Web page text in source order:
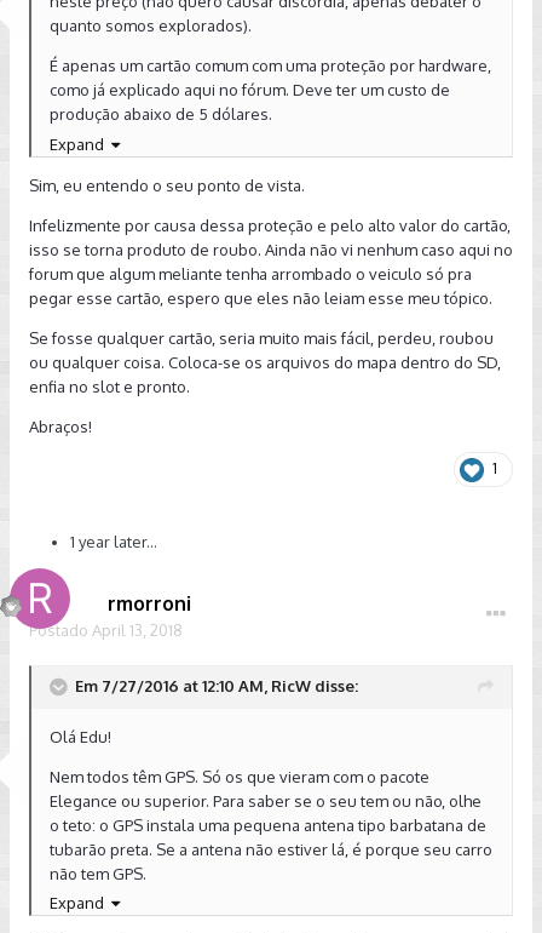
quanto somos explorados).
É apenas um cartão comum com uma proteção por hardware,
como já explicado aqui no fórum. Deve ter um custo de
produção abaixo de 5 dólares.
Alguém se imagina chegando inocentemente numa css, com
a concepção normal de mundo, e ouvir que um cartão SD
Desculpem, fiquei chocado
Expand
Sim, eu entendo o seu ponto de vista.
Infelizmente por causa dessa proteção e pelo alto valor do cartão,
isso se torna produto de roubo. Ainda não vi nenhum caso aqui no
forum que algum meliante tenha arrombado o veiculo só pra
pegar esse cartão, espero que eles não leiam esse meu tópico.
Se fosse qualquer cartão, seria muito mais fácil, perdeu, roubou
ou qualquer coisa. Coloca-se os arquivos do mapa dentro do SD,
enfia no slot e pronto.
Abraços!
1
1 year later...
rmorroni
Postado April 13, 2018
Em 7/27/2016 at 12:10 AM, RicW disse:
Olá Edu!
Nem todos têm GPS. Só os que vieram com o pacote
Elegance ou superior. Para saber se o seu tem ou não, olhe
o teto: o GPS instala uma pequena antena tipo barbatana de
tubarão preta. Se a antena não estiver lá, é porque seu carro
não tem GPS.
Abraço!
Expand